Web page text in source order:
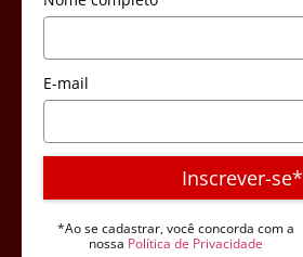
E-mail
Inscrever-se*
*Ao se cadastrar, você concorda com a
nossa Política de Privacidade